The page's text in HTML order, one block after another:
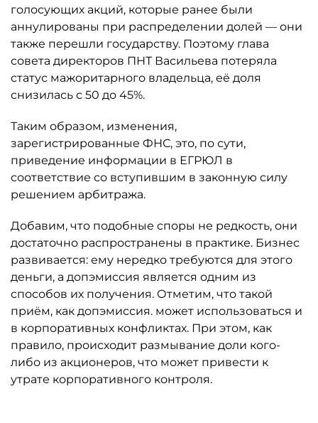
голосующих акций, которые ранее были
аннулированы при распределении долей — они
также перешли государству. Поэтому глава
совета директоров ПНТ Васильева потеряла
статус мажоритарного владельца, её доля
снизилась с 50 до 45%.
Таким образом, изменения,
зарегистрированные ФНС, это, по сути,
приведение информации в ЕГРЮЛ в
соответствие со вступившим в законную силу
решением арбитража.
Добавим, что подобные споры не редкость, они
достаточно распространены в практике. Бизнес
развивается: ему нередко требуются для этого
деньги, а допэмиссия является одним из
способов их получения. Отметим, что такой
приём, как допэмиссия. может использоваться и
в корпоративных конфликтах. При этом, как
правило, происходит размывание доли кого-
либо из акционеров, что может привести к
утрате корпоративного контроля.